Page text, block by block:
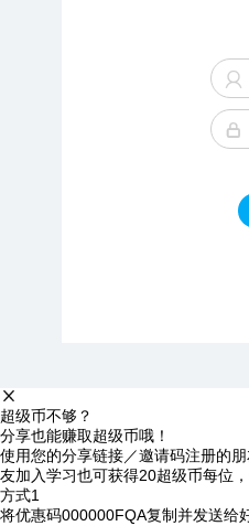
超级币不够？
分享也能赚取超级币哦！
使用您的分享链接／邀请码注册的
友加入学习也可获得20超级币每位
方式1
将优惠码000000FQA复制并发送给